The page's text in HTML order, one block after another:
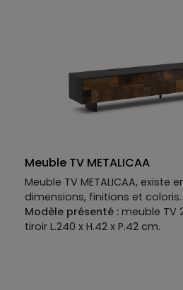
Meuble TV METALICAA
Meuble TV METALICAA, existe
dimensions, finitions et coloris.
Modèle présenté :meuble TV
tiroir L.240 x H.42 x P.42 cm.